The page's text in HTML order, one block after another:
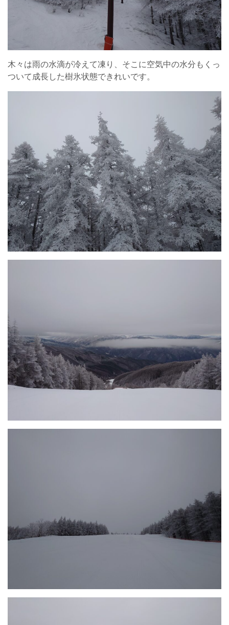
木々は雨の水滴が冷えて凍り、そこに空気中の水分もくっ
ついて成長した樹氷状態できれいです。